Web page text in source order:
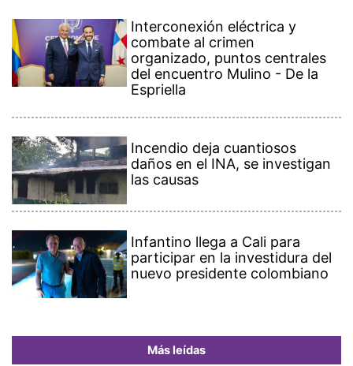
Interconexión eléctrica y
combate al crimen
organizado, puntos centrales
del encuentro Mulino - De la
Espriella
Incendio deja cuantiosos
daños en el INA, se investigan
las causas
Infantino llega a Cali para
participar en la investidura del
nuevo presidente colombiano
Más leídas